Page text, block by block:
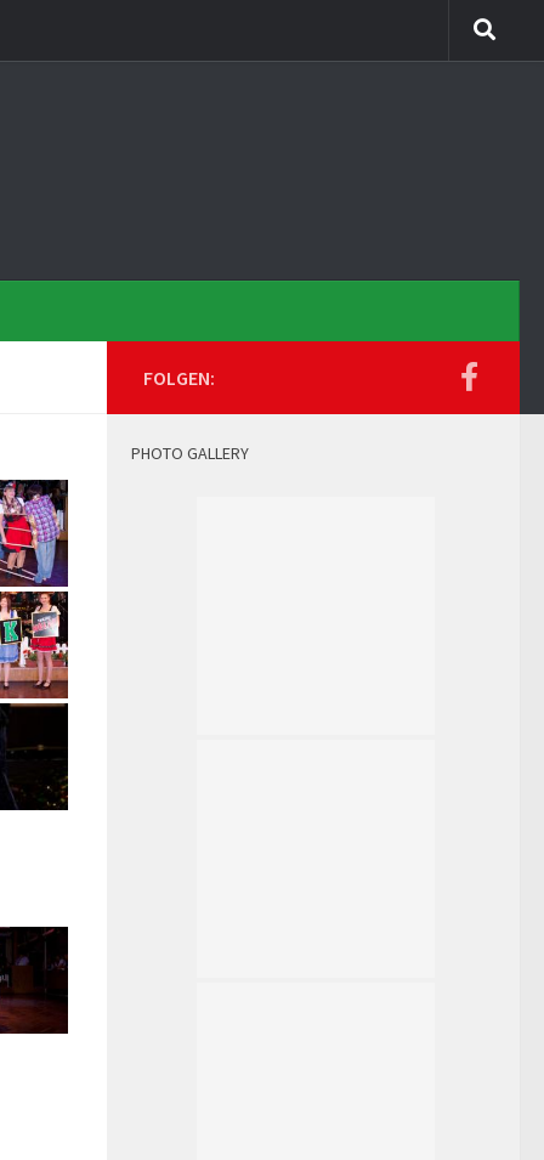
FOLGEN:
PHOTO GALLERY